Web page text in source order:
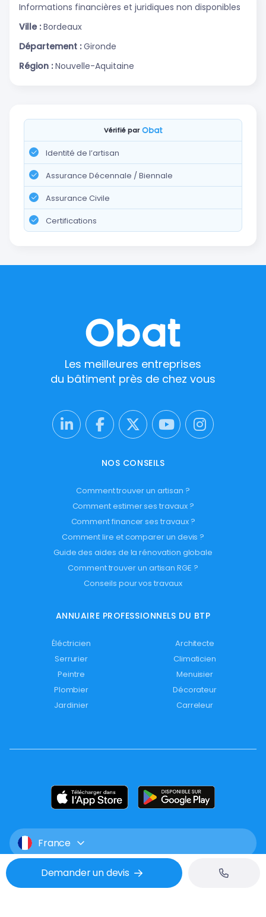
Informations financières et juridiques non disponibles
Ville : Bordeaux
Département : Gironde
Région : Nouvelle-Aquitaine
Demander un devis
Vérifié par
Identité de l’artisan
Assurance Décennale / Biennale
Assurance Civile
Certifications
Les meilleures entreprises
du bâtiment près de chez vous
NOS CONSEILS
Comment trouver un artisan ?
Comment estimer ses travaux ?
Comment financer ses travaux ?
Comment lire et comparer un devis ?
Guide des aides de la rénovation globale
Comment trouver un artisan RGE ?
Conseils pour vos travaux
ANNUAIRE PROFESSIONNELS DU BTP
Éléctricien
Architecte
Serrurier
Climaticien
Peintre
Menuisier
Plombier
Décorateur
Jardinier
Carreleur
France
Mentions légales